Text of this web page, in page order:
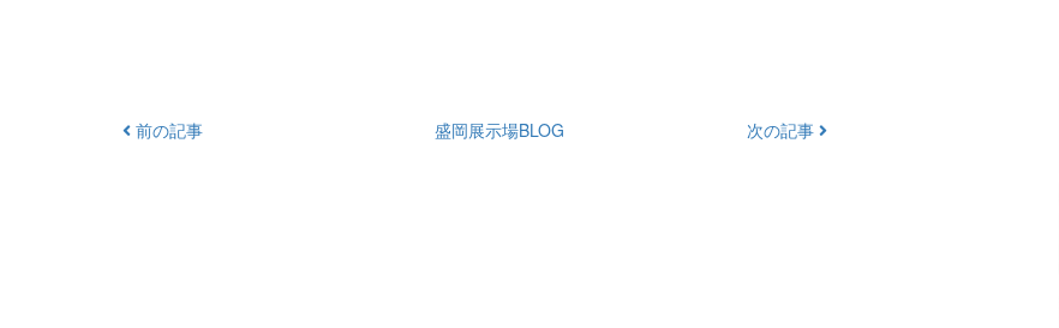
前の記事 盛岡展示場BLOG 次の記事